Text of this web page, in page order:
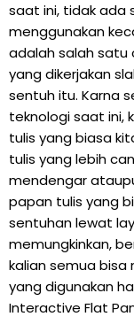
saat ini, tidak ada
menggunakan
adalah salah satu
yang dikerjakan
sentuh itu. Karna
teknologi saat ini,
tulis yang biasa
tulis yang lebih
mendengar
papan tulis yang
sentuhan lewat
memungkinkan,
kalian semua bisa
yang digunakan
Interactive Flat